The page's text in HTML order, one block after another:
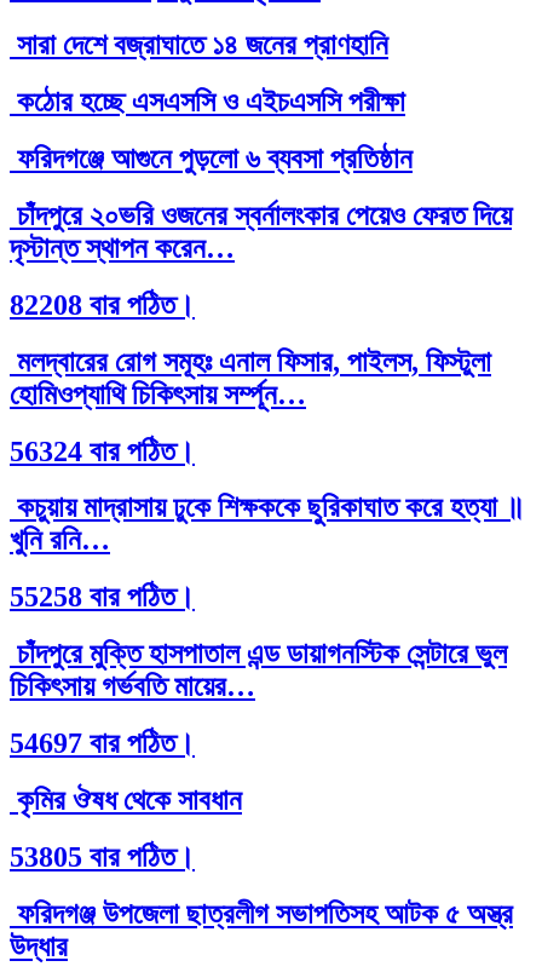
সারা দেশে বজ্রাঘাতে ১৪ জনের প্রাণহানি
কঠোর হচ্ছে এসএসসি ও এইচএসসি পরীক্ষা
ফরিদগঞ্জে আগুনে পুড়লো ৬ ব্যবসা প্রতিষ্ঠান
চাঁদপুরে ২০ভরি ওজনের স্বর্নালংকার পেয়েও ফেরত দিয়ে
দৃস্টান্ত স্থাপন করেন…
82208 বার পঠিত।
মলদ্বারের রোগ সমূহঃ এনাল ফিসার, পাইলস, ফিস্টুলা
হোমিওপ্যাথি চিকিৎসায় সর্ম্পূন…
56324 বার পঠিত।
কচুয়ায় মাদ্রাসায় ঢুকে শিক্ষককে ছুরিকাঘাত করে হত্যা ॥
খুনি রনি…
55258 বার পঠিত।
চাঁদপুরে মুক্তি হাসপাতাল এন্ড ডায়াগনস্টিক সেন্টারে ভুল
চিকিৎসায় গর্ভবতি মায়ের…
54697 বার পঠিত।
কৃমির ঔষধ থেকে সাবধান
53805 বার পঠিত।
ফরিদগঞ্জ উপজেলা ছাত্রলীগ সভাপতিসহ আটক ৫ অস্ত্র
উদ্ধার